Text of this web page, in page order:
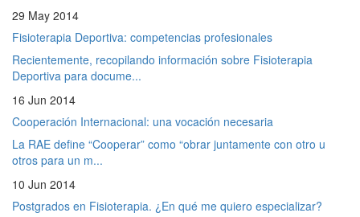
29 May 2014
Fisioterapia Deportiva: competencias profesionales
Recientemente, recopilando información sobre Fisioterapia
Deportiva para docume...
16 Jun 2014
Cooperación Internacional: una vocación necesaria
La RAE define “Cooperar” como “obrar juntamente con otro u
otros para un m...
10 Jun 2014
Postgrados en Fisioterapia. ¿En qué me quiero especializar?